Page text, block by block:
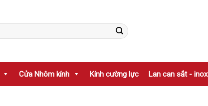
Cửa Nhôm kính Kính cường lực Lan can sắt - inox